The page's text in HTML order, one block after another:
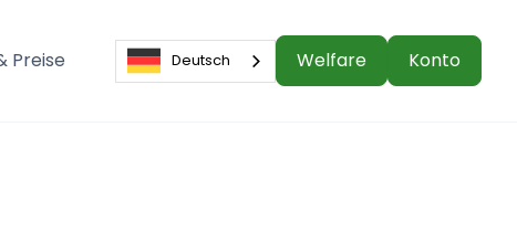
Preise Deutsch Welfare Konto